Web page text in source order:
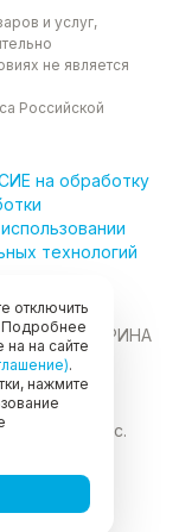
и услуг,
не является
Российской
на обработку
технологий
ИРИНА
район, с.
д.6
отключить
Подробнее
на сайте
.
нажмите